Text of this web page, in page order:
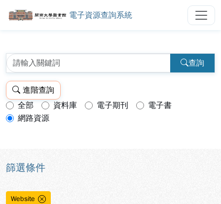
開南大學圖書館電子資源查詢系統
電子資源查詢系統
查詢
進階查詢
查詢模式：
全部 資料庫 電子期刊
電子書
網路資源
篩選條件
Website